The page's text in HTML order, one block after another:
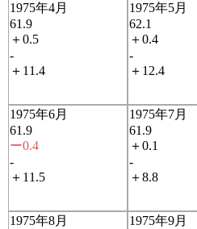
1975年4月
61.9
＋0.5
-
＋11.4
1975年5月
62.1
＋0.4
-
＋12.4
1975年6月
61.9
ー0.4
-
＋11.5
1975年7月
61.9
＋0.1
-
＋8.8
1975年8月
1975年9月